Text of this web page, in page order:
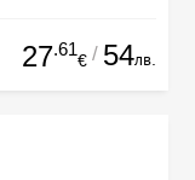
27.61
€ / 54лв.